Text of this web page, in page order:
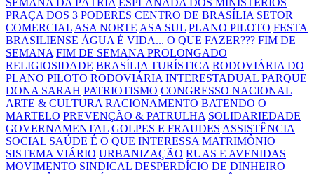
SEMANA DA PÁTRIA ESPLANADA DOS MINISTÉRIOS
PRAÇA DOS 3 PODERES CENTRO DE BRASÍLIA SETOR
COMERCIALASA NORTE ASA SUL PLANO PILOTO FESTA
BRASILIENSE ÁGUA É VIDA... O QUE FAZER??? FIM DE
SEMANA FIM DE SEMANA PROLONGADO
RELIGIOSIDADE BRASÍLIA TURÍSTICA RODOVIÁRIA DO
PLANO PILOTO RODOVIÁRIA INTERESTADUAL PARQUE
DONA SARAH PATRIOTISMO CONGRESSO NACIONAL
ARTE & CULTURA RACIONAMENTO BATENDO O
MARTELO PREVENÇÃO & PATRULHA SOLIDARIEDADE
GOVERNAMENTAL GOLPES E FRAUDES ASSISTÊNCIA
SOCIAL SAÚDE É O QUE INTERESSA MATRIMÔNIO
SISTEMA VIÁRIO URBANIZAÇÃO RUAS E AVENIDAS
MOVIMENTO SINDICAL DESPERDÍCIO DE DINHEIRO